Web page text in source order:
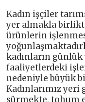
Kadın işçiler
yer almakla
ürünlerin
kadınların günlük
faaliyetlerdeki
nedeniyle büyük
Kadınlarımız
sürmekte, tohum